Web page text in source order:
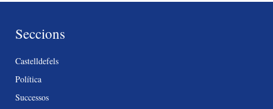
Seccions
Castelldefels
Política
Successos